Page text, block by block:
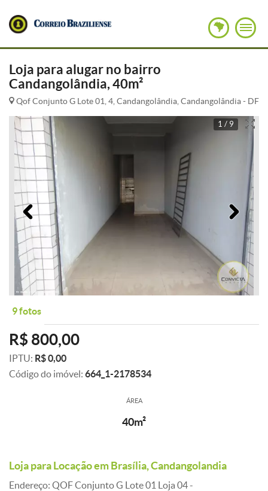
Loja para alugar no bairro
Candangolândia, 40m²
Qof Conjunto G Lote 01, 4, Candangolândia, Candangolândia - DF
1 / 9
Anterior
9 fotos
R$ 800,00
IPTU: R$ 0,00
Código do imóvel: 664_1-2178534
ÁREA
40m²
Loja para Locação em Brasília, Candangolandia
Endereço: QOF Conjunto G Lote 01 Loja 04 -